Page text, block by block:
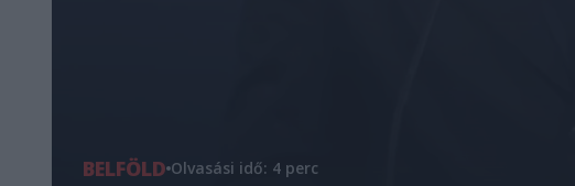
BELFÖLD Olvasási idő: 4 perc